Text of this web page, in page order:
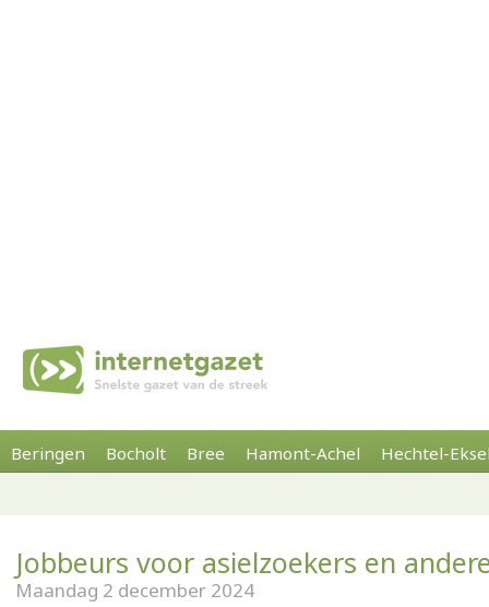
Beringen Bocholt Bree Hamont-Achel Hechtel-
Jobbeurs voor asielzoekers en
Maandag 2 december 2024